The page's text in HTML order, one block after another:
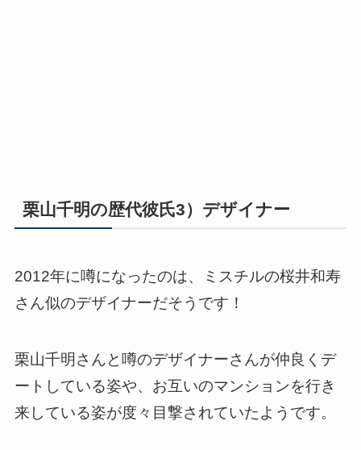
栗山千明の歴代彼氏3）デザイナー
2012年に噂になったのは、ミスチルの桜井和寿
さん似のデザイナーだそうです！
栗山千明さんと噂のデザイナーさんが仲良くデ
ートしている姿や、お互いのマンションを行き
来している姿が度々目撃されていたようです。